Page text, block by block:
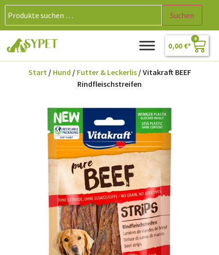
Suchen
0,00 €
0
Start/ Hund / Futter & Leckerlis/ Vitakraft BEEF
Rindfleischstreifen